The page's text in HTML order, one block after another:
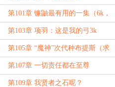
第101章 镰鼬最有用的一集（6k，
2k追订，4k月票更）
第103章 项羽：这是我的弓3k
第105章 “魔神”次代种布提斯（求
月票）
第107章 一切责任都在至尊
第109章 我贤者之石呢？